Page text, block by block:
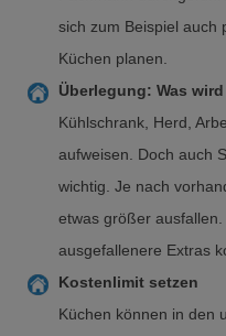
sich zum Beispiel auch
Küchen planen.
Überlegung: Was
Kühlschrank, Herd,
aufweisen. Doch auch
wichtig. Je nach
etwas größer
ausgefallenere Extras
Kostenlimit setzen
Küchen können in den